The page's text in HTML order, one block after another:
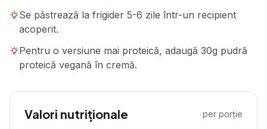
Se păstrează la frigider 5-6 zile într-un recipient
acoperit.
Pentru o versiune mai proteică, adaugă 30g pudră
proteică vegană în cremă.
Valori nutriționale per porție